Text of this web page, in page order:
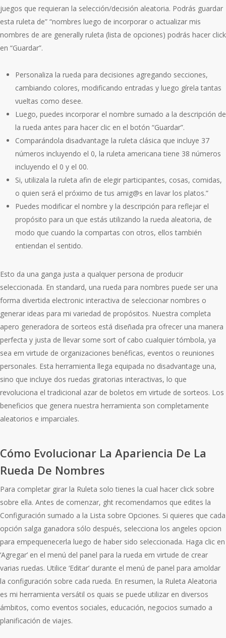
juegos que requieran la selección/decisión aleatoria. Podrás guardar
esta ruleta de” “nombres luego de incorporar o actualizar mis
nombres de are generally ruleta (lista de opciones) podrás hacer click
en “Guardar”.
Personaliza la rueda para decisiones agregando secciones,
cambiando colores, modificando entradas y luego gírela tantas
vueltas como desee.
Luego, puedes incorporar el nombre sumado a la descripción de
la rueda antes para hacer clic en el botón “Guardar”.
Comparándola disadvantage la ruleta clásica que incluye 37
números incluyendo el 0, la ruleta americana tiene 38 números
incluyendo el 0 y el 00.
Si, utilizala la ruleta afin de elegir participantes, cosas, comidas,
o quien será el próximo de tus amig@s en lavar los platos.”
Puedes modificar el nombre y la descripción para reflejar el
propósito para un que estás utilizando la rueda aleatoria, de
modo que cuando la compartas con otros, ellos también
entiendan el sentido.
Esto da una ganga justa a qualquer persona de producir
seleccionada. En standard, una rueda para nombres puede ser una
forma divertida electronic interactiva de seleccionar nombres o
generar ideas para mi variedad de propósitos. Nuestra completa
apero generadora de sorteos está diseñada pra ofrecer una manera
perfecta y justa de llevar some sort of cabo cualquier tómbola, ya
sea em virtude de organizaciones benéficas, eventos o reuniones
personales. Esta herramienta llega equipada no disadvantage una,
sino que incluye dos ruedas giratorias interactivas, lo que
revoluciona el tradicional azar de boletos em virtude de sorteos. Los
beneficios que genera nuestra herramienta son completamente
aleatorios e imparciales.
Cómo Evolucionar La Apariencia De La
Rueda De Nombres
Para completar girar la Ruleta solo tienes la cual hacer click sobre
sobre ella. Antes de comenzar, ght recomendamos que edites la
Configuración sumado a la Lista sobre Opciones. Si quieres que cada
opción salga ganadora sólo después, selecciona los angeles opcion
para empequenecerla luego de haber sido seleccionada. Haga clic en
‘Agregar’ en el menú del panel para la rueda em virtude de crear
varias ruedas. Utilice ‘Editar’ durante el menú de panel para amoldar
la configuración sobre cada rueda. En resumen, la Ruleta Aleatoria
es mi herramienta versátil os quais se puede utilizar en diversos
ámbitos, como eventos sociales, educación, negocios sumado a
planificación de viajes.